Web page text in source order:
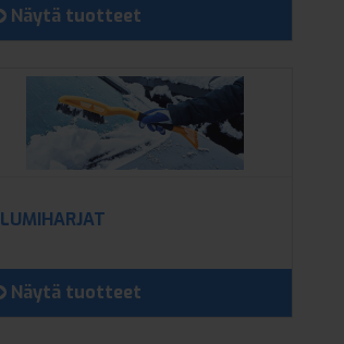
Näytä tuotteet
LUMIHARJAT
Näytä tuotteet